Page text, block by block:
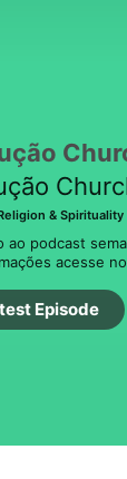
& Spirituality
ao podcast
acesse
Episode